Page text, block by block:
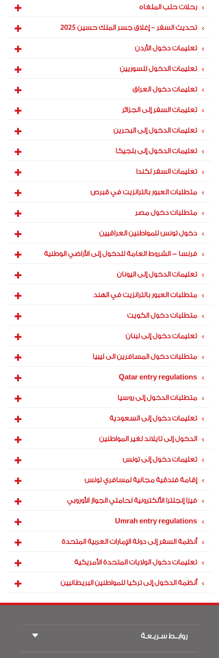
رحلات حلب الملغاه
تحديث السفر – إغلاق جسر الملك حسين 2025
تعليمات دخول الأردن
تعليمات الدخول للسوريين
تعليمات دخول العراق
تعليمات السفر إلى الجزائر
تعليمات الدخول إلى البحرين
تعليمات الدخول إلى بلجيكا
تعليمات السفر لكندا
متطلبات العبور بالترانزيت في قبرص
متطلبات دخول مصر
دخول تونس للمواطنين العراقيين
فرنسا - الشروط العامة للدخول إلى الأراضي الوطنية
تعليمات الدخول إلى اليونان
متطلبات العبور بالترانزيت في الهند
متطلبات دخول الكويت
تعليمات دخول إلى لبنان
متطلبات دخول المسافرين الى ليبيا
Qatar entry regulations
متطلبات الدخول إلى روسيا
تعليمات دخول إلى السعودية
الدخول إلى تايلاند لغير المواطنين
تعليمات دخول إلى تونس
إقامة فندقية مجانية لمسافري تونس
فيزا إنجلترا الألكترونية لحاملي الجواز الأوروبي
Umrah entry regulations
أنظمة السفر إلى دولة الإمارات العربية المتحدة
تعليمات دخول الولايات المتحدة الأمريكية
أنظمة الدخول إلى تركيا للمواطنين البريطانيين
روابــط سـريـعـة